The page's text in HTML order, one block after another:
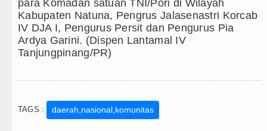
para Komadan satuan TNI/Pori di Wilayah
Kabupaten Natuna, Pengrus Jalasenastri Korcab
IV DJA I, Pengurus Persit dan Pengurus Pia
Ardya Garini. (Dispen Lantamal IV
Tanjungpinang/PR)
TAGS : daerah,nasional,komunitas